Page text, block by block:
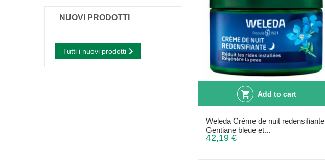
Add to cart
Weleda Crème de nuit redensifiante
Gentiane bleue et...
42,19 €
NUOVI PRODOTTI
Tutti i nuovi prodotti